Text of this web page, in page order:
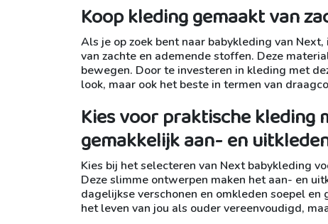
Koop kleding gemaakt van
Als je op zoek bent naar babykleding van
van zachte en ademende stoffen. Deze
bewegen. Door te investeren in kleding met
look, maar ook het beste in termen van
Kies voor praktische
gemakkelijk aan- en
Kies bij het selecteren van Next babykleding
Deze slimme ontwerpen maken het aan- en
dagelijkse verschonen en omkleden soepel
het leven van jou als ouder vereenvoudigd,